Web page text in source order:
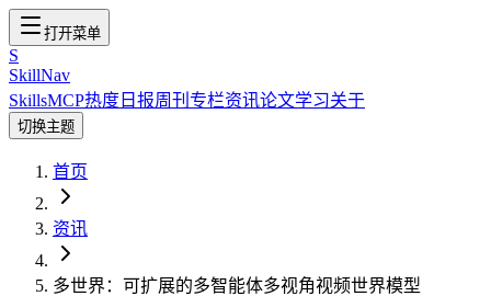
打开菜单
S
SkillNav
SkillsMCP热度 日报周刊 专栏资讯论文学习关于
切换主题
首页
资讯
多世界：可扩展的多智能体多视角视频世界模型